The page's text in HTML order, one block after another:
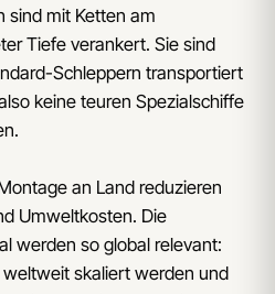
sind mit Ketten am
Tiefe verankert. Sie sind
Schleppern transportiert
keine teuren Spezialschiffe
an Land reduzieren
Umweltkosten. Die
werden so global relevant:
skaliert werden und